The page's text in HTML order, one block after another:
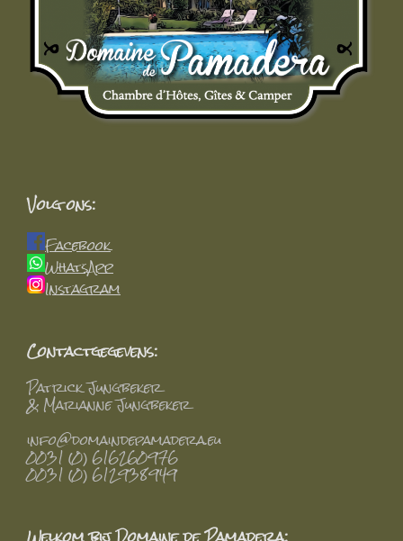
Volg ons:
Facebook
WhatsApp
Instagram
Contactgegevens:
Patrick Jungbeker
& Marianne Jungbeker
info@domaindepamadera.eu
0031 (0) 616260976
0031 (0) 612938949